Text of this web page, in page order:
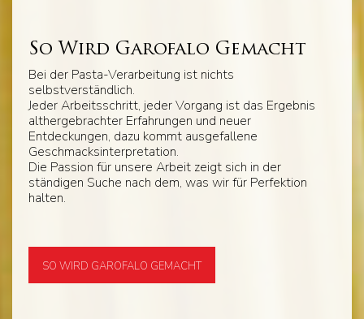
So Wird Garofalo Gemacht
Bei der Pasta-Verarbeitung ist nichts
selbstverständlich.
Jeder Arbeitsschritt, jeder Vorgang ist das Ergebnis
althergebrachter Erfahrungen und neuer
Entdeckungen, dazu kommt ausgefallene
Geschmacksinterpretation.
Die Passion für unsere Arbeit zeigt sich in der
ständigen Suche nach dem, was wir für Perfektion
halten.
SO WIRD GAROFALO GEMACHT